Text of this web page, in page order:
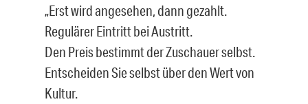
„Erst wird angesehen, dann gezahlt.
Regulärer Eintritt bei Austritt.
Den Preis bestimmt der Zuschauer selbst.
Entscheiden Sie selbst über den Wert von
Kultur.